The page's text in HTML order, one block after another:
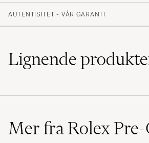
AUTENTISITET - VÅR GARANTI
Lignende
Mer fra Rolex